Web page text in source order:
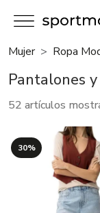
Mujer Ropa
Pantalones
52 artículos
30%